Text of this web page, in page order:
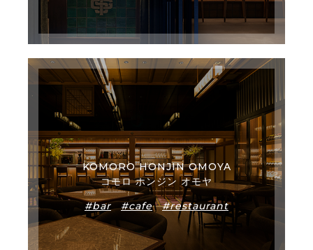
KOMORO HONJIN OMOYA
コモロ ホンジン オモヤ
#bar
#cafe #restaurant